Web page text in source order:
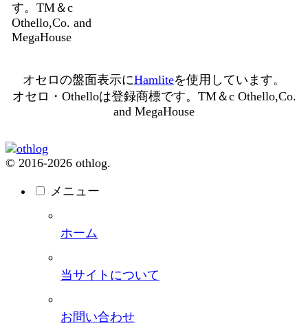
す。TM＆c
Othello,Co. and
MegaHouse
オセロの盤面表示にHamliteを使用しています。
オセロ・Othelloは登録商標です。TM＆c Othello,Co.
and MegaHouse
© 2016-2026 othlog.
メニュー
ホーム
当サイトについて
お問い合わせ